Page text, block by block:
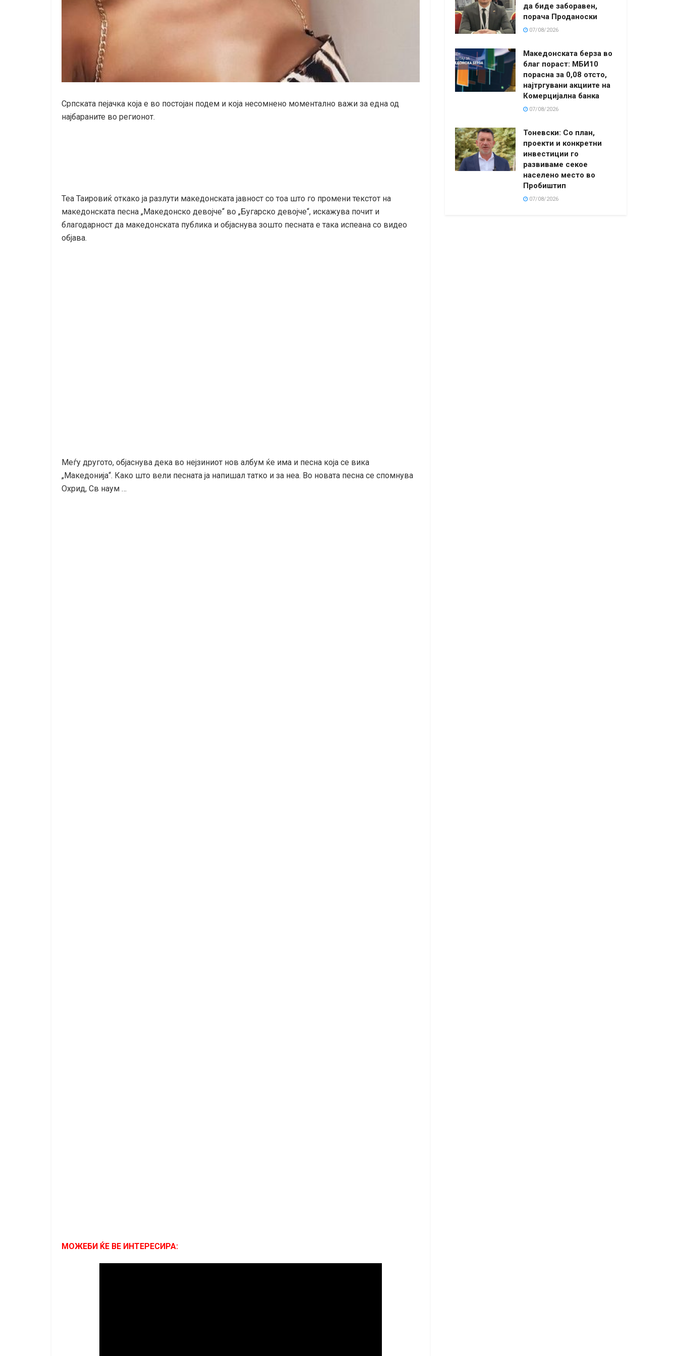
Српската пејачка која е во постојан подем и која несомнено моментално важи за една од
најбараните во регионот.
Теа Таировиќ откако ја разлути македонската јавност со тоа што го промени текстот на
македонската песна „Македонско девојче“ во „Бугарско девојче“, искажува почит и
благодарност да македонската публика и објаснува зошто песната е така испеана со видео
објава.
Меѓу другото, објаснува дека во нејзиниот нов албум ќе има и песна која се вика
„Македонија“. Како што вели песната ја напишал татко и за неа. Во новата песна се спомнува
Охрид, Св наум …
МОЖЕБИ ЌЕ ВЕ ИНТЕРЕСИРА:
да биде заборавен,
порача Проданоски
07/08/2026
Македонската берза во
благ пораст: МБИ10
порасна за 0,08 отсто,
најтргувани акциите на
Комерцијална банка
07/08/2026
Тоневски: Со план,
проекти и конкретни
инвестиции го
развиваме секое
населено место во
Пробиштип
07/08/2026